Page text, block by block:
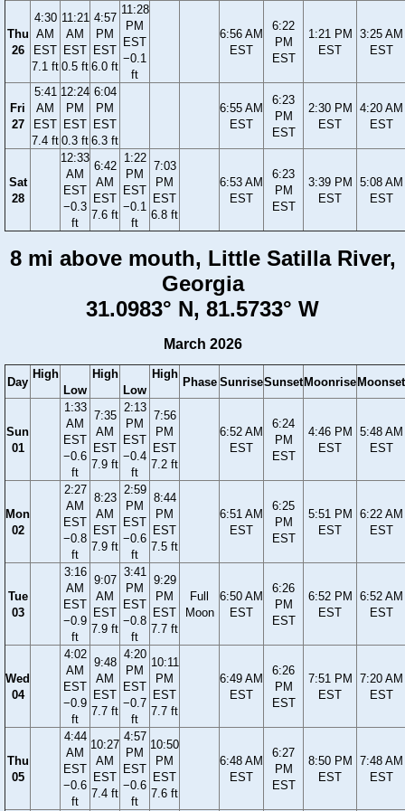
Thu
26
4:30
AM
EST
7.1 ft
11:21
AM
EST
0.5 ft
4:57
PM
EST
6.0 ft
11:28
PM
EST
−0.1
ft
6:56 AM
EST
6:22
PM
EST
1:21 PM
EST
3:25 AM
EST
Fri
27
5:41
AM
EST
7.4 ft
12:24
PM
EST
0.3 ft
6:04
PM
EST
6.3 ft
6:55 AM
EST
6:23
PM
EST
2:30 PM
EST
4:20 AM
EST
Sat
28
12:33
AM
EST
−0.3
ft
6:42
AM
EST
7.6 ft
1:22
PM
EST
−0.1
ft
7:03
PM
EST
6.8 ft
6:53 AM
EST
6:23
PM
EST
3:39 PM
EST
5:08 AM
EST
8 mi above mouth, Little Satilla River,
Georgia
31.0983° N, 81.5733° W
March 2026
Day
High
Low
High
Low
High
Phase SunriseSunset Moonrise Moonset
Sun
01
1:33
AM
EST
−0.6
ft
7:35
AM
EST
7.9 ft
2:13
PM
EST
−0.4
ft
7:56
PM
EST
7.2 ft
6:52 AM
EST
6:24
PM
EST
4:46 PM
EST
5:48 AM
EST
Mon
02
2:27
AM
EST
−0.8
ft
8:23
AM
EST
7.9 ft
2:59
PM
EST
−0.6
ft
8:44
PM
EST
7.5 ft
6:51 AM
EST
6:25
PM
EST
5:51 PM
EST
6:22 AM
EST
Tue
03
3:16
AM
EST
−0.9
ft
9:07
AM
EST
7.9 ft
3:41
PM
EST
−0.8
ft
9:29
PM
EST
7.7 ft
Full
Moon
6:50 AM
EST
6:26
PM
EST
6:52 PM
EST
6:52 AM
EST
Wed
04
4:02
AM
EST
−0.9
ft
9:48
AM
EST
7.7 ft
4:20
PM
EST
−0.7
ft
10:11
PM
EST
7.7 ft
6:49 AM
EST
6:26
PM
EST
7:51 PM
EST
7:20 AM
EST
Thu
05
4:44
AM
EST
−0.6
ft
10:27
AM
EST
7.4 ft
4:57
PM
EST
−0.6
ft
10:50
PM
EST
7.6 ft
6:48 AM
EST
6:27
PM
EST
8:50 PM
EST
7:48 AM
EST